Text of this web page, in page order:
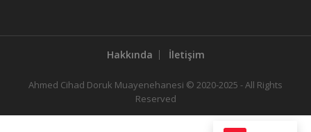
Hakkında İletişim
Reserved